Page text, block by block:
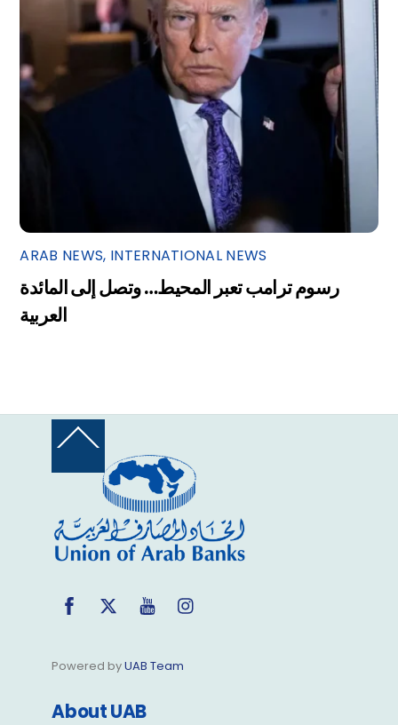
ARAB NEWS, INTERNATIONAL NEWS
رسوم ترامب تعبر المحيط… وتصل إلى المائدة
العربية
Back
Top
Facebook
Twitter YouTube
Powered byUAB Team
About UAB